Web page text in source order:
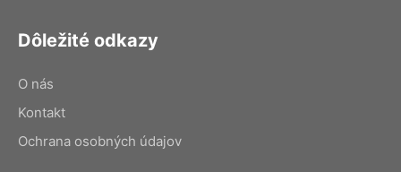
Dôležité odkazy
O nás
Kontakt
Ochrana osobných údajov